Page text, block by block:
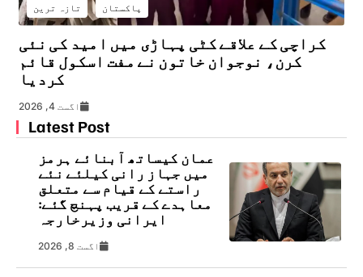
پاکستان تازہ ترین
کراچی کے علاقے کٹی پہاڑی میں امید کی نئی
کرن، نوجوان خاتون نے مفت اسکول قائم
کردیا
اگست 4, 2026
Latest Post
عمان کیساتھ آبنائے ہرمز
میں جہاز رانی کیلئے نئے
راستے کے قیام سے متعلق
معاہدے کے قریب پہنچ گئے:
ایرانی وزیرخارجہ
اگست 8, 2026